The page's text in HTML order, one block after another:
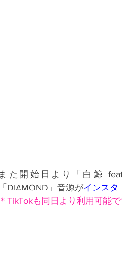
また開始日より「白鯨
「DIAMOND」音源がインスタ
＊TikTokも同日より利用可能で